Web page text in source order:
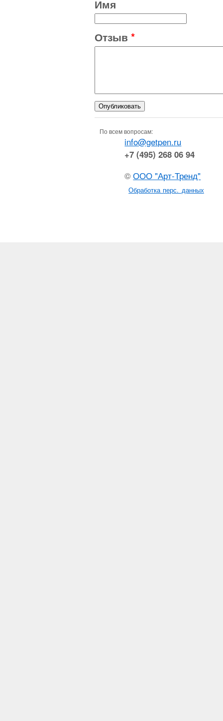
Имя
Отзыв *
По всем вопросам:
info@getpen.ru
+7 (495) 268 06 94
©ООО "Арт-Тренд"
Обработка перс. данных